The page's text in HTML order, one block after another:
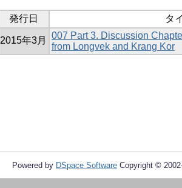
発行日 タ
2015年3月
007 Part 3. Discussion
from Longvek and Krang Kor
Powered by DSpace Software Copyright ©